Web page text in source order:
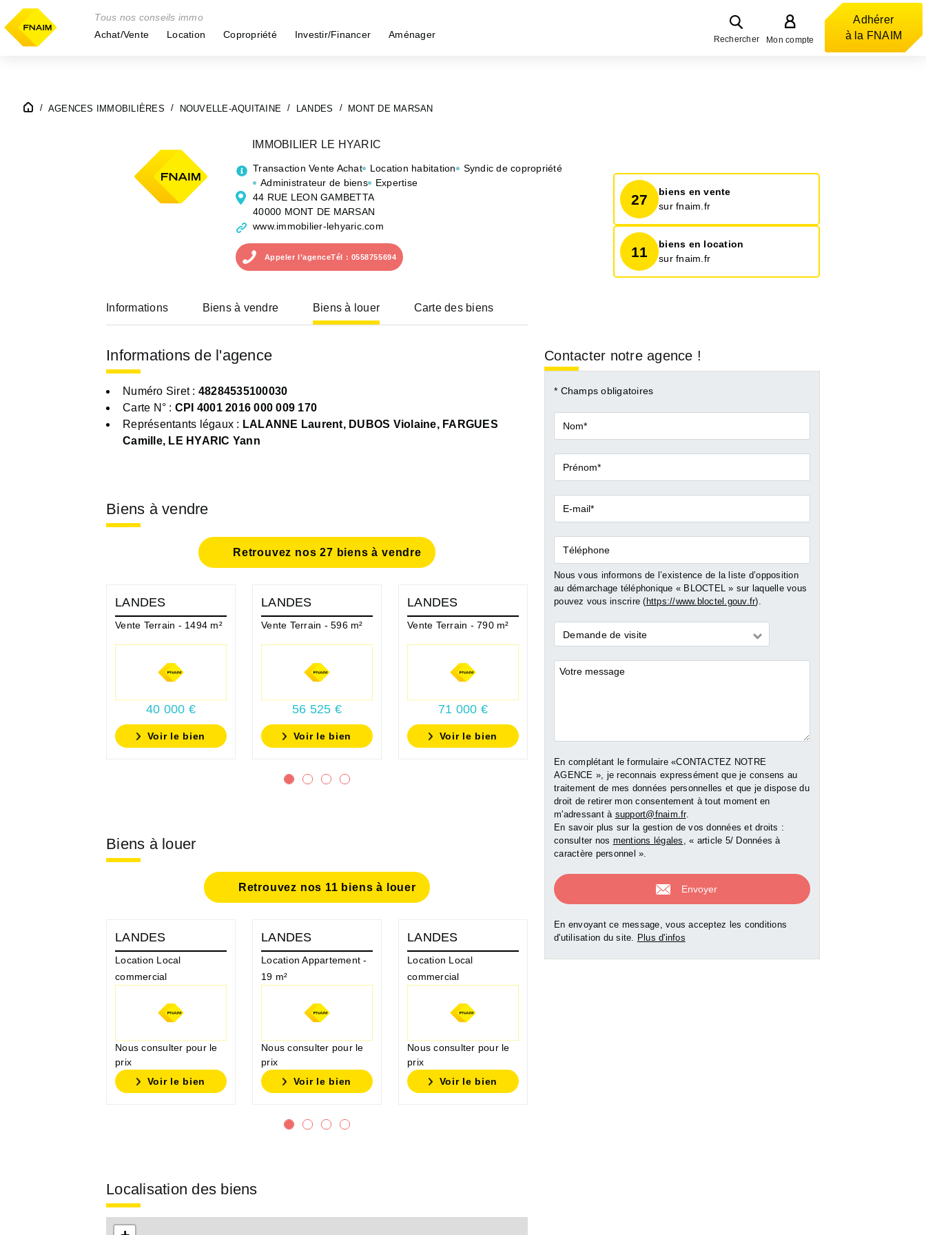
Tous nos conseils immo
Achat/Vente
Location Copropriété Investir/Financer Aménager Rechercher Mon compte
Adhérer
à la FNAIM
AGENCES IMMOBILIÈRES NOUVELLE-AQUITAINE LANDES MONT DE MARSAN
IMMOBILIER LE HYARIC
Transaction Vente Achat Location habitation
Syndic de copropriété
Administrateur de biens
Expertise
44 RUE LEON GAMBETTA
40000 MONT DE MARSAN
www.immobilier-lehyaric.com
Appeler l’agenceTél : 0558755694
27
biens en vente
sur fnaim.fr
11
biens en location
sur fnaim.fr
Informations Biens à vendre Biens à louer Carte des biens
Informations de l'agence
Numéro Siret : 48284535100030
Carte N° : CPI 4001 2016 000 009 170
Représentants légaux : LALANNE Laurent, DUBOS Violaine, FARGUES
Camille, LE HYARIC Yann
Biens à vendre
Retrouvez nos 27 biens à vendre
LANDES
Vente Terrain - 1494 m²
40 000 €
Voir le bien
LANDES
Vente Terrain - 596 m²
56 525 €
Voir le bien
LANDES
Vente Terrain - 790 m²
71 000 €
Voir le bien
LANDES
Vente Local commercial
LANDES
Vente Local commercial
Biens à louer
Retrouvez nos 11 biens à louer
LANDES
Location Local
commercial
Nous consulter pour le
prix
Voir le bien
LANDES
Location Appartement -
19 m²
Nous consulter pour le
prix
Voir le bien
LANDES
Location Local
commercial
Nous consulter pour le
prix
Voir le bien
LANDES
Location Appartement -
Location Local
Localisation des biens
Contacter notre agence !
* Champs obligatoires
Nom*
Prénom*
E-
mail*
Téléphone
Nous vous informons de l’existence de la liste d’opposition
au démarchage téléphonique « BLOCTEL » sur laquelle vous
pouvez vous inscrire (https://www.bloctel.gouv.fr).
Demande
*
Demande de visite
Commentaires
En complétant le formulaire «CONTACTEZ NOTRE
AGENCE », je reconnais expressément que je consens au
traitement de mes données personnelles et que je dispose du
droit de retirer mon consentement à tout moment en
m'adressant à support@fnaim.fr.
En savoir plus sur la gestion de vos données et droits :
consulter nos mentions légales , « article 5/ Données à
caractère personnel ».
En envoyant ce message, vous acceptez les conditions
d'utilisation du site. Plus d'infos